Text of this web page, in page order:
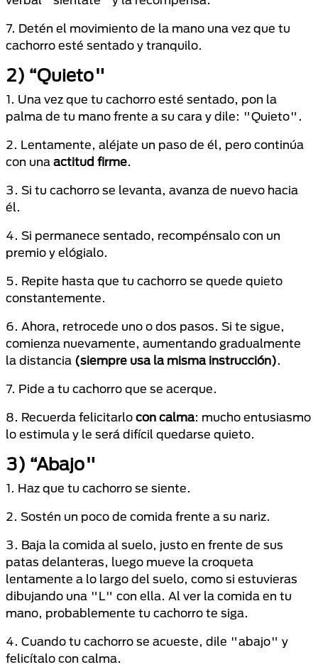
7. Detén el movimiento de la mano una vez que tu
cachorro esté sentado y tranquilo.
2) “Quieto"
1. Una vez que tu cachorro esté sentado, pon la
palma de tu mano frente a su cara y dile: "Quieto".
2. Lentamente, aléjate un paso de él, pero continúa
con una actitud firme
3. Si tu cachorro se levanta, avanza de nuevo hacia
él.
4. Si permanece sentado, recompénsalo con un
premio y elógialo.
5. Repite hasta que tu cachorro se quede quieto
constantemente.
6. Ahora, retrocede uno o dos pasos. Si te sigue,
comienza nuevamente, aumentando gradualmente
la distancia (siempre usa la misma instrucción)
7. Pide a tu cachorro que se acerque.
8. Recuerda felicitarlo con calma: mucho entusiasmo
lo estimula y le será difícil quedarse quieto.
3) “Abajo"
1. Haz que tu cachorro se siente.
2. Sostén un poco de comida frente a su nariz.
3. Baja la comida al suelo, justo en frente de sus
patas delanteras, luego mueve la croqueta
lentamente a lo largo del suelo, como si estuvieras
dibujando una "L" con ella. Al ver la comida en tu
mano, probablemente tu cachorro te siga.
4. Cuando tu cachorro se acueste, dile "abajo" y
felicítalo con calma.